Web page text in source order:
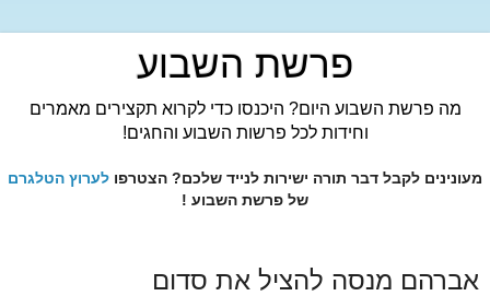
פרשת השבוע
מה פרשת השבוע היום? היכנסו כדי לקרוא תקצירים מאמרים
וחידות לכל פרשות השבוע והחגים!
מעונינים לקבל דבר תורה ישירות לנייד שלכם? הצטרפו לערוץ הטלגרם
של פרשת השבוע !
אברהם מנסה להציל את סדום